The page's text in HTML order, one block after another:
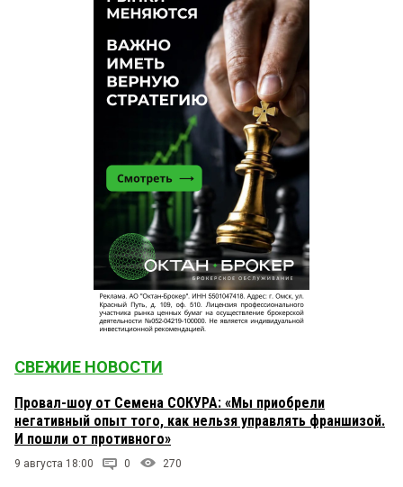
СВЕЖИЕ НОВОСТИ
Провал-шоу от Семена СОКУРА: «Мы приобрели
негативный опыт того, как нельзя управлять франшизой.
И пошли от противного»
9 августа 18:00 0 270